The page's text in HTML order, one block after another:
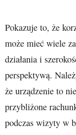
Pokazuje to, że
może mieć wiele
działania i
perspektywą.
że urządzenie to
przybliżone
podczas wizyty w